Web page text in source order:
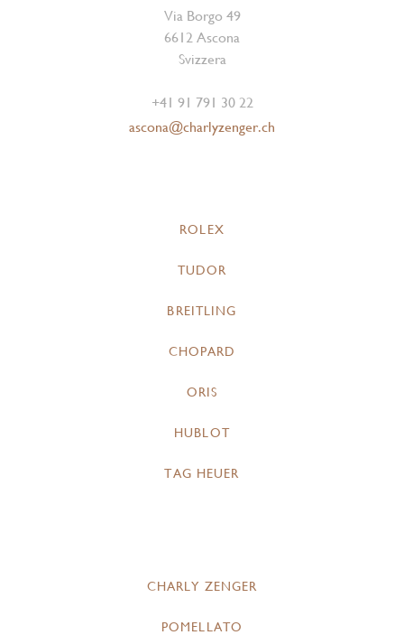
Via Borgo 49
6612 Ascona
Svizzera
+41 91 791 30 22
ascona@charlyzenger.ch
ROLEX
TUDOR
BREITLING
CHOPARD
ORIS
HUBLOT
TAG HEUER
CHARLY ZENGER
POMELLATO